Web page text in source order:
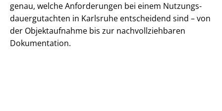
genau, welche Anforderungen bei einem Nut­zungs­
dau­er­gut­ach­ten in Karlsruhe entscheidend sind – von
der Objektaufnahme bis zur nach­voll­zieh­ba­ren
Dokumentation.